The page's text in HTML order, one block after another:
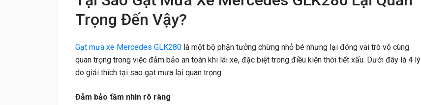
Trọng Đến Vậy?
Gạt mưa xe Mercedes GLK280 là một bộ phận tưởng chừng nhỏ bé nhưng lại đóng vai trò vô cùng
quan trọng trong việc đảm bảo an toàn khi lái xe, đặc biệt trong điều kiện thời tiết xấu. Dưới đây là 4 lý
do giải thích tại sao gạt mưa lại quan trọng:
Đảm bảo tầm nhìn rõ ràng